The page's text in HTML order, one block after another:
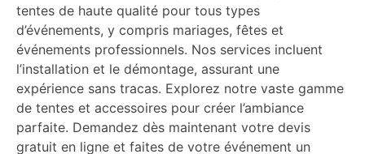
tentes de haute qualité pour tous types
d’événements, y compris mariages, fêtes et
événements professionnels. Nos services incluent
l’installation et le démontage, assurant une
expérience sans tracas. Explorez notre vaste gamme
de tentes et accessoires pour créer l’ambiance
parfaite. Demandez dès maintenant votre devis
gratuit en ligne et faites de votre événement un